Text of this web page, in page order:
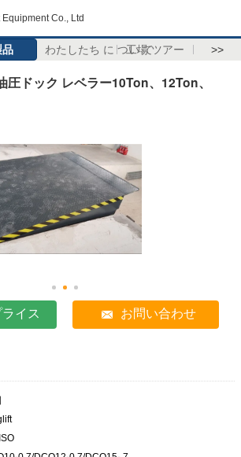
Co., Ltd
品 わたしたち に つい て工場 ツアー >>
ドック レベラー10Ton、12Ton、
イス お問い合わせ